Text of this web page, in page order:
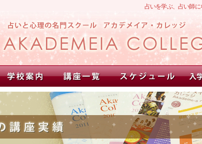
占いを学ぶ、占い師